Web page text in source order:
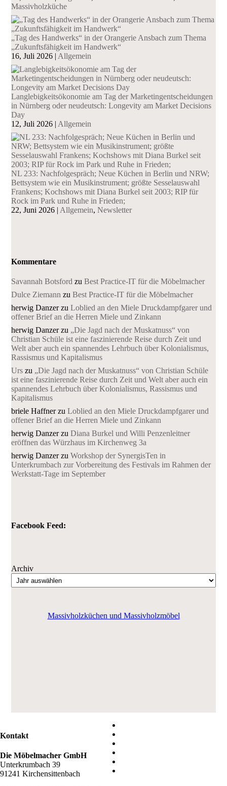
Massivholzküche
„Tag des Handwerks“ in der Orangerie Ansbach zum Thema
„Zukunftsfähigkeit im Handwerk“
16, Juli 2026 | Allgemein
Langlebigkeitsökonomie am Tag der Marketingentscheidungen
in Nürnberg oder neudeutsch: Longevity am Market Decisions
Day
12, Juli 2026 | Allgemein
NL 233: Nachfolgespräch; Neue Küchen in Berlin und NRW;
Bettsystem wie ein Musikinstrument; größte Sesselauswahl
Frankens; Kochshows mit Diana Burkel seit 2003; RIP für
Rock im Park und Ruhe in Frieden;
22, Juni 2026 | Allgemein,Newsletter
Kommentare
Savannah Botsford zuBest Practice-IT für die Möbelmacher
Dulce Ziemann zuBest Practice-IT für die Möbelmacher
herwig DanzerzuLoblied an den Miele Druckdampfgarer und
offener Brief an die Herren Miele und Zinkann
herwig Danzerzu „Die Jagd nach der Muskatnuss“ von
Christian Schüle ist eine faszinierende Reise durch Zeit und
Welt aber auch ein spannendes Lehrbuch über Kolonialismus,
Rassismus und Kapitalismus
Urs zu „Die Jagd nach der Muskatnuss“ von Christian Schüle
ist eine faszinierende Reise durch Zeit und Welt aber auch ein
spannendes Lehrbuch über Kolonialismus, Rassismus und
Kapitalismus
briele HaffnerzuLoblied an den Miele Druckdampfgarer und
offener Brief an die Herren Miele und Zinkann
herwig DanzerzuDiana Burkel und Willi Penzenleitner
eröffnen das Würzhaus im Kirchenweg 3a
herwig DanzerzuWorkshop der SynergisTen in
Unterkrumbach zur Vorbereitung des Festivals im Rahmen der
Werkstatt-Tage im September
Facebook Feed:
Archiv
Massivholzküchen und Massivholzmöbel
Kontakt
Die Möbelmacher GmbH
Unterkrumbach 39
91241 Kirchensittenbach